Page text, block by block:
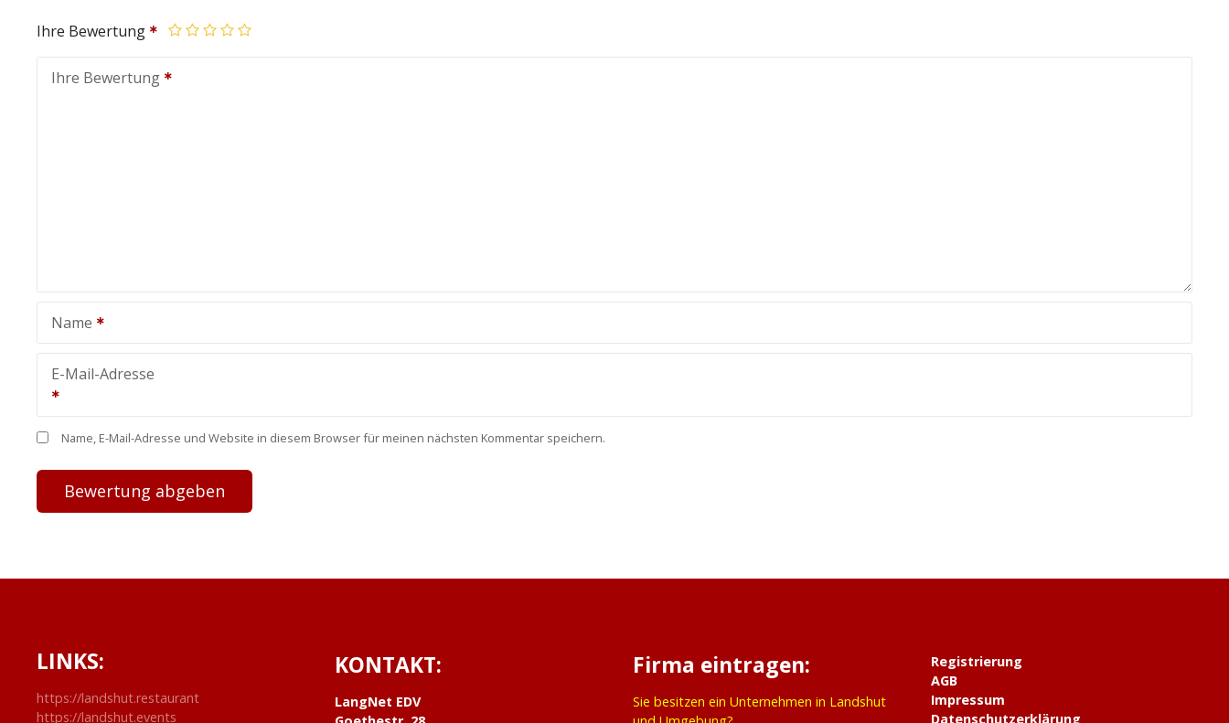
Ihre Bewertung
Ihre Bewertung
Name
E-Mail-Adresse
Name, E-Mail-Adresse und Website in diesem Browser für meinen nächsten Kommentar speichern.
LINKS:
https://landshut.restaurant
https://landshut.events
KONTAKT:
LangNet EDV
Firma eintragen:
Sie besitzen ein Unternehmen in Landshut
Registrierung
AGB
Impressum
Datenschutzerklärung